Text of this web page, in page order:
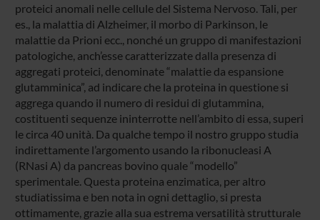
proteici anomali nelle cellule del Sistema Nervoso. Tali, per
es., la malattia di Alzheimer, il morbo di Parkinson, le
malattie da Prioni ecc., nonché un gruppo di manifestazioni
patologiche, anch’esse caratterizzate dalla presenza di
aggregati proteici, denominate “malattie da espansione
glutamminica”, ad indicare che la proteina in questione si
aggrega quando il numero di residui di glutammina,
costituenti sequenze ininterrotte nell’ambito di essa, superi
le circa 40 unità. Da qualche tempo il nostro gruppo studia
indirettamente l’argomento usando la ribonucleasi A
(RNasi A) da pancreas bovino quale “modello”
sperimentale. Questa proteina enzimatica, per altro
studiatissima e ben nota in ogni dettaglio, si presta
ottimamente, grazie alla sua estrema versatilità strutturale